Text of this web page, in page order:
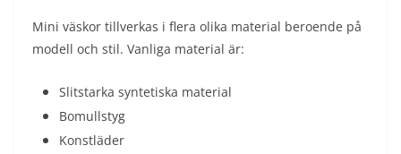
Mini väskor tillverkas i flera olika material beroende på
modell och stil. Vanliga material är:
Slitstarka syntetiska material
Bomullstyg
Konstläder